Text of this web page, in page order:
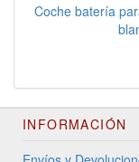
Coche batería
INFORMACIÓN